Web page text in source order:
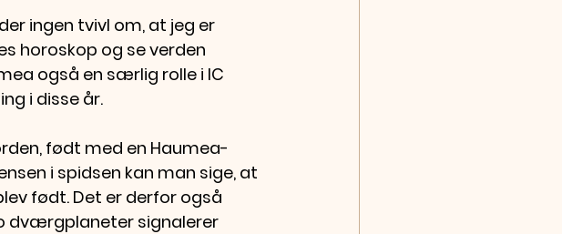
ingen tvivl om, at jeg er
horoskop og se verden
også en særlig rolle i IC
i disse år.
født med en Haumea-
i spidsen kan man sige, at
født. Det er derfor også
dværgplaneter signalerer